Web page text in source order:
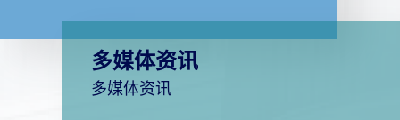
多媒体资讯
多媒体资讯